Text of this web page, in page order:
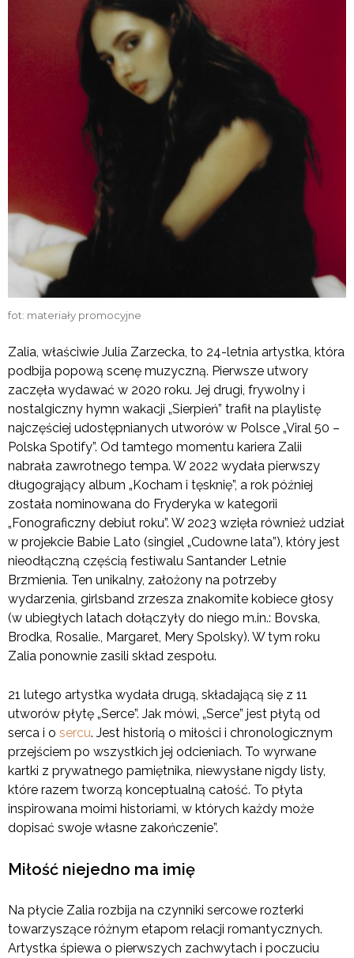
fot: materiały promocyjne
Zalia, właściwie Julia Zarzecka, to 24-letnia artystka, która
podbija popową scenę muzyczną. Pierwsze utwory
zaczęła wydawać w 2020 roku. Jej drugi, frywolny i
nostalgiczny hymn wakacji „Sierpień” trafił na playlistę
najczęściej udostępnianych utworów w Polsce „Viral 50 –
Polska Spotify”. Od tamtego momentu kariera Zalii
nabrała zawrotnego tempa. W 2022 wydała pierwszy
długogrający album „Kocham i tęsknię”, a rok później
została nominowana do Fryderyka w kategorii
„Fonograficzny debiut roku”. W 2023 wzięła również udział
w projekcie Babie Lato (singiel „Cudowne lata”), który jest
nieodłączną częścią festiwalu Santander Letnie
Brzmienia. Ten unikalny, założony na potrzeby
wydarzenia, girlsband zrzesza znakomite kobiece głosy
(w ubiegłych latach dołączyły do niego m.in.: Bovska,
Brodka, Rosalie., Margaret, Mery Spolsky). W tym roku
Zalia ponownie zasili skład zespołu.
21 lutego artystka wydała drugą, składającą się z 11
utworów płytę „Serce”. Jak mówi, „Serce” jest płytą od
serca i o sercu. Jest historią o miłości i chronologicznym
przejściem po wszystkich jej odcieniach. To wyrwane
kartki z prywatnego pamiętnika, niewysłane nigdy listy,
które razem tworzą konceptualną całość. To płyta
inspirowana moimi historiami, w których każdy może
dopisać swoje własne zakończenie”.
Miłość niejedno ma imię
Na płycie Zalia rozbija na czynniki sercowe rozterki
towarzyszące różnym etapom relacji romantycznych.
Artystka śpiewa o pierwszych zachwytach i poczuciu